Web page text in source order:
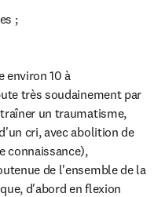
;
environ 10 à
très soudainement par
un traumatisme,
cri, avec abolition de
connaissance),
de l'ensemble de la
d'abord en flexion